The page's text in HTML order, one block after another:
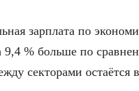
зарплата по
9,4 % больше по
секторами остаётся